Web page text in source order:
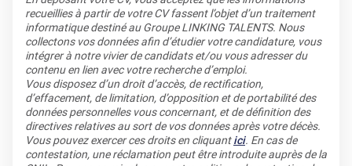
recueillies à partir de votre CV fassent l’objet d’un traitement
informatique destiné au Groupe LINKING TALENTS. Nous
collectons vos données afin d’étudier votre candidature, vous
intégrer à notre vivier de candidats et/ou vous adresser du
contenu en lien avec votre recherche d’emploi.
Vous disposez d’un droit d’accès, de rectification,
d’effacement, de limitation, d’opposition et de portabilité des
données personnelles vous concernant, et de définition des
directives relatives au sort de vos données après votre décès.
Vous pouvez exercer ces droits en cliquantici. En cas de
contestation, une réclamation peut être introduite auprès de la